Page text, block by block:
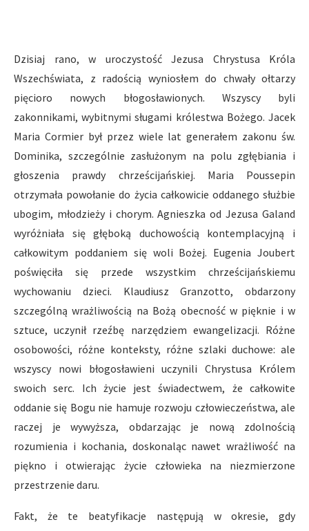
Dzisiaj rano, w uroczystość Jezusa Chrystusa Króla
Wszechświata, z radością wyniosłem do chwały ołtarzy
pięcioro nowych błogosławionych. Wszyscy byli
zakonnikami, wybitnymi sługami królestwa Bożego. Jacek
Maria Cormier był przez wiele lat generałem zakonu św.
Dominika, szczególnie zasłużonym na polu zgłębiania i
głoszenia prawdy chrześcijańskiej. Maria Poussepin
otrzymała powołanie do życia całkowicie oddanego służbie
ubogim, młodzieży i chorym. Agnieszka od Jezusa Galand
wyróżniała się głęboką duchowością kontemplacyjną i
całkowitym poddaniem się woli Bożej. Eugenia Joubert
poświęciła się przede wszystkim chrześcijańskiemu
wychowaniu dzieci. Klaudiusz Granzotto, obdarzony
szczególną wrażliwością na Bożą obecność w pięknie i w
sztuce, uczynił rzeźbę narzędziem ewangelizacji. Różne
osobowości, różne konteksty, różne szlaki duchowe: ale
wszyscy nowi błogosławieni uczynili Chrystusa Królem
swoich serc. Ich życie jest świadectwem, że całkowite
oddanie się Bogu nie hamuje rozwoju człowieczeństwa, ale
raczej je wywyższa, obdarzając je nową zdolnością
rozumienia i kochania, doskonaląc nawet wrażliwość na
piękno i otwierając życie człowieka na niezmierzone
przestrzenie daru.
Fakt, że te beatyfikacje następują w okresie, gdy